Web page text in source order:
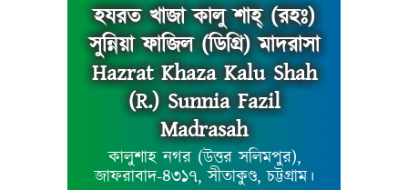
হযরত খাজা কালু শাহ্ (রহঃ)
সুন্নিয়া ফাজিল (ডিগ্রি) মাদরাসা
Hazrat Khaza Kalu Shah
(R.) Sunnia Fazil
Madrasah
কালুশাহ নগর (উত্তর সলিমপুর),
জাফরাবাদ-৪৩১৭, সীতাকুণ্ড, চট্টগ্রাম।